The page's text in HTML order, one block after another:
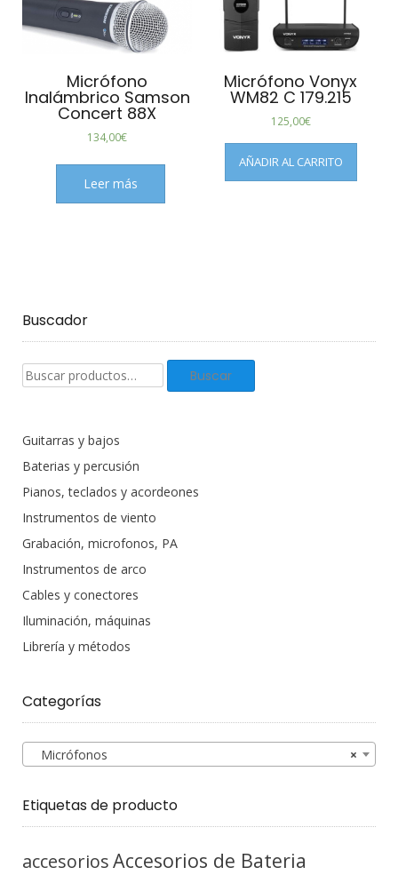
Micrófono
Inalámbrico Samson
Concert 88X
134,00€
Leer más
Micrófono Vonyx
WM82 C 179.215
125,00€
AÑADIR AL CARRITO
Buscador
Buscar
productos:
Buscar
Guitarras y bajos
Baterias y percusión
Pianos, teclados y acordeones
Instrumentos de viento
Grabación, microfonos, PA
Instrumentos de arco
Cables y conectores
Iluminación, máquinas
Librería y métodos
Categorías
×
Micrófonos
Etiquetas de producto
accesoriosAccesorios de Bateria